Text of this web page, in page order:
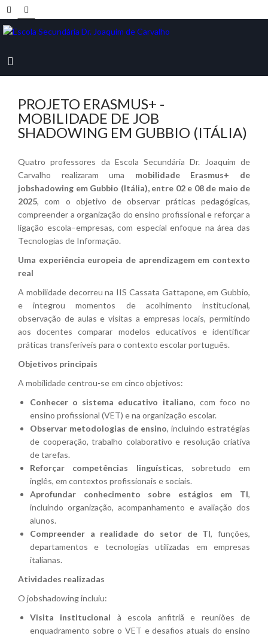
PROJETO ERASMUS+ -
MOBILIDADE DE JOB
SHADOWING EM GUBBIO (ITÁLIA)
GUBBIO
VISTA PANORÂMICA
Quatro professores da Escola Secundária Dr. Joaquim de
Carvalho realizaram uma mobilidade Erasmus+ de
jobshadowing em Gubbio (Itália), entre 02 e 08 de maio de
2025, com o objetivo de observar práticas pedagógicas,
compreender a organização do ensino profissional e reforçar a
ligação escola–empresas, com especial enfoque na área das
Tecnologias de Informação.
Uma experiência europeia de aprendizagem em contexto
real
A mobilidade decorreu na IIS Cassata Gattapone, em Gubbio,
e integrou momentos de acolhimento institucional,
observação de aulas e visitas a empresas locais, permitindo
aos docentes comparar modelos educativos e identificar
práticas transferíveis para o contexto escolar português.
Objetivos principais
A mobilidade centrou-se em cinco objetivos:
Conhecer o sistema educativo italiano, com foco no
ensino profissional (VET) e na organização escolar.
Observar metodologias de ensino, incluindo estratégias
de cooperação, trabalho colaborativo e resolução criativa
de tarefas.
Reforçar competências linguísticas, sobretudo em
inglês, em contextos profissionais e sociais.
Aprofundar conhecimento sobre estágios em TI,
incluindo organização, acompanhamento e avaliação dos
alunos.
Compreender a realidade do setor de TI, funções,
departamentos e tecnologias utilizadas em empresas
italianas.
Atividades realizadas
O jobshadowing incluiu:
Visita institucional à escola anfitriã e reuniões de
enquadramento sobre o VET e desafios atuais do ensino